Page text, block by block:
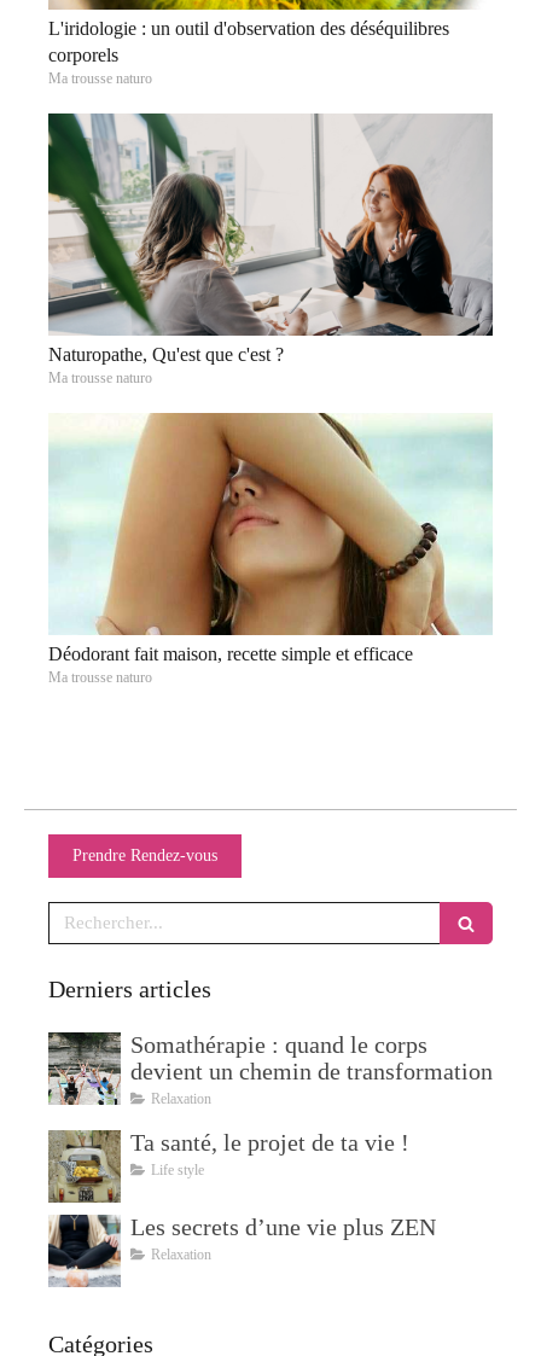
L'iridologie : un outil d'observation des déséquilibres
corporels
Ma trousse naturo
Naturopathe, Qu'est que c'est ?
Ma trousse naturo
Déodorant fait maison, recette simple et efficace
Ma trousse naturo
Prendre Rendez-vous
Rechercher
Derniers articles
Somathérapie : quand le corps
devient un chemin de transformation
Relaxation
Ta santé, le projet de ta vie !
Life style
Les secrets d’une vie plus ZEN
Relaxation
Catégories